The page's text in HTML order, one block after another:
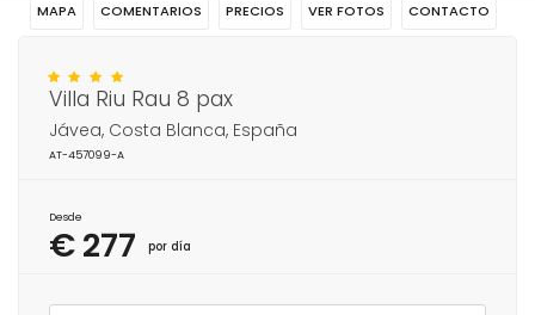
MAPA COMENTARIOS PRECIOS VER FOTOS CONTACTO
Villa Riu Rau 8 pax
Jávea, Costa Blanca, España
AT-457099-A
Desde
€ 277 por día